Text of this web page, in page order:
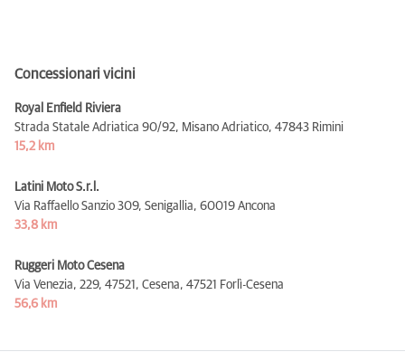
Concessionari vicini
Royal Enfield Riviera
Strada Statale Adriatica 90/92, Misano Adriatico, 47843 Rimini
15,2 km
Latini Moto S.r.l.
Via Raffaello Sanzio 309, Senigallia, 60019 Ancona
33,8 km
Ruggeri Moto Cesena
Via Venezia, 229, 47521, Cesena, 47521 Forlì-Cesena
56,6 km